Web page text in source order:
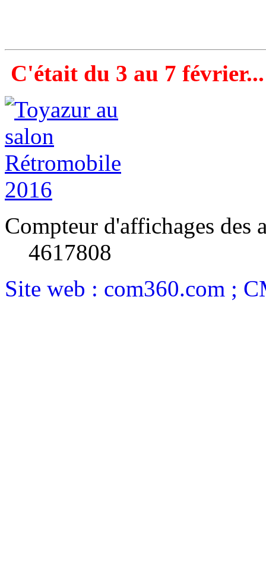
C'était du 3 au 7 février...
Compteur d'affichages des
4617808
Site web : com360.com ;